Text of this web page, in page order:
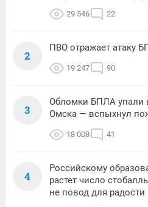
29 546 22
2
ПВО отражает атаку
19 247 90
3
Обломки БПЛА упали
Омска — вспыхнул
18 008 41
4
Российскому
растет число
не повод для радости